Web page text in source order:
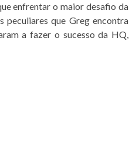
enfrentar o maior desafio da
peculiares que Greg encontra
a fazer o sucesso da HQ,